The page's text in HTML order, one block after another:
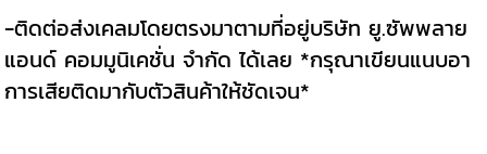
-ติดต่อส่งเคลมโดยตรงมาตามที่อยู่บริษัท ยู.ซัพพลาย
แอนด์ คอมมูนิเคชั่น จำกัด ได้เลย *กรุณาเขียนแนบอา
การเสียติดมากับตัวสินค้าให้ชัดเจน*